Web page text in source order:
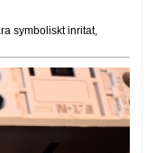
symboliskt inritat,